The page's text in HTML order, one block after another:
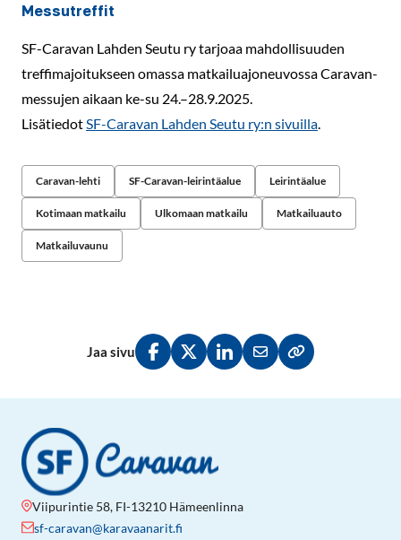
Messutreffit
SF-Caravan Lahden Seutu ry tarjoaa mahdollisuuden
treffimajoitukseen omassa matkailuajoneuvossa Caravan-
messujen aikaan ke-su 24.–28.9.2025.
LisätiedotSF-Caravan Lahden Seutu ry:n sivuilla.
Caravan-lehti SF-Caravan-leirintäalue Leirintäalue
Kotimaan matkailu Ulkomaan matkailu Matkailuauto
Matkailuvaunu
Jaa sivu
Jaa Facebookissa
Jaa Twitterissä
Jaa LinkedInissä
Jaa sähköpostitse
Kopioi linkki
Viipurintie 58, FI-13210 Hämeenlinna
sf-caravan@karavaanarit.fi